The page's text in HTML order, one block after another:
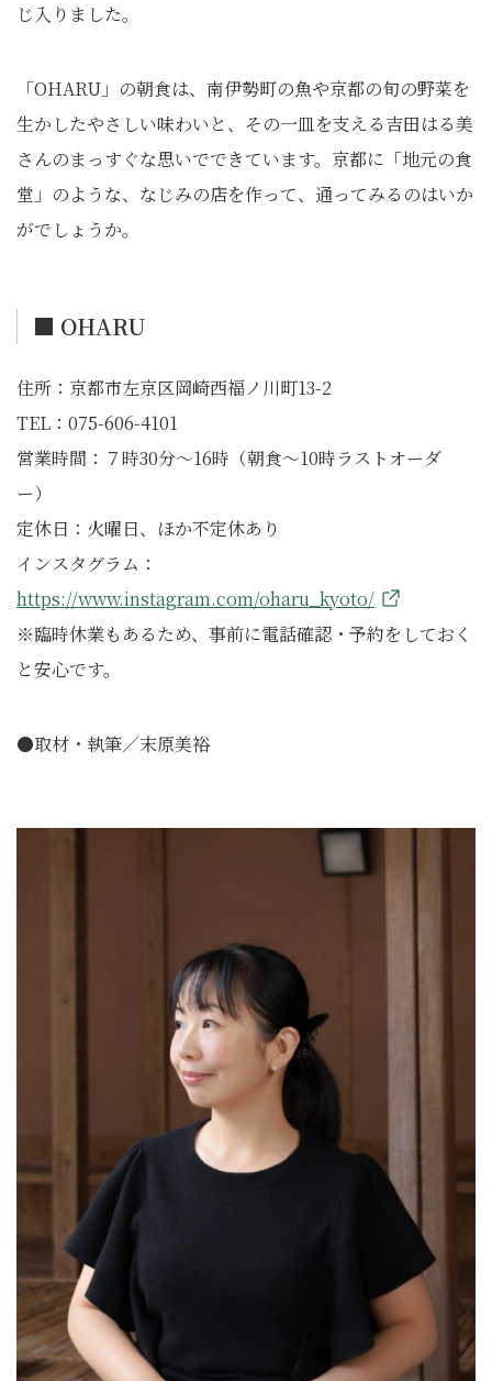
じ入りました。
「OHARU」の朝食は、南伊勢町の魚や京都の旬の野菜を
生かしたやさしい味わいと、その一皿を支える吉田はる美
さんのまっすぐな思いでできています。京都に「地元の食
堂」のような、なじみの店を作って、通ってみるのはいか
がでしょうか。
■ OHARU
住所：京都市左京区岡崎西福ノ川町13-2
TEL：075-606-4101
営業時間：７時30分～16時（朝食～10時ラストオーダ
ー）
定休日：火曜日、ほか不定休あり
インスタグラム：
https://www.instagram.com/oharu_kyoto/
※臨時休業もあるため、事前に電話確認・予約をしておく
と安心です。
●取材・執筆／末原美裕